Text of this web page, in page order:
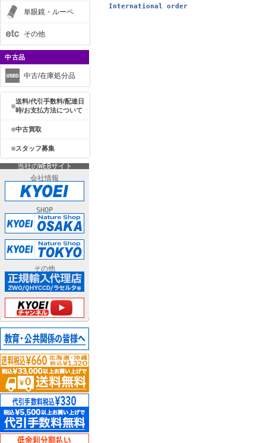
単眼鏡・ルーペ
その他
中古品
中古/在庫処分品
送料/代引手数料/配達日
時/お支払方法について
中古買取
スタッフ募集
当社のWEBサイト
会社情報
SHOP
その他
International order